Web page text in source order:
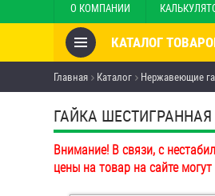
О КОМПАНИИ
КАТАЛОГ
Товары со скидкой
Анкеры
Антивандальный крепёж,
инструмент
Болты и винты
Главная Каталог Нержавеющие
ГАЙКА ШЕСТИГРАННАЯ
Внимание! В связи, с
цены на товар на сайте